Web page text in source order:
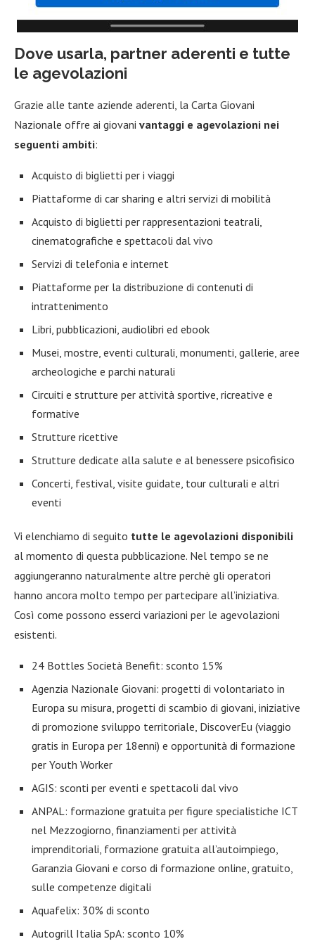
Dove usarla, partner aderenti e tutte
le agevolazioni
Grazie alle tante aziende aderenti, la Carta Giovani
Nazionale offre ai giovani vantaggi e agevolazioni nei
seguenti ambiti:
Acquisto di biglietti per i viaggi
Piattaforme di car sharing e altri servizi di mobilità
Acquisto di biglietti per rappresentazioni teatrali,
cinematografiche e spettacoli dal vivo
Servizi di telefonia e internet
Piattaforme per la distribuzione di contenuti di
intrattenimento
Libri, pubblicazioni, audiolibri ed ebook
Musei, mostre, eventi culturali, monumenti, gallerie, aree
archeologiche e parchi naturali
Circuiti e strutture per attività sportive, ricreative e
formative
Strutture ricettive
Strutture dedicate alla salute e al benessere psicofisico
Concerti, festival, visite guidate, tour culturali e altri
eventi
Vi elenchiamo di seguito tutte le agevolazioni disponibili
al momento di questa pubblicazione. Nel tempo se ne
aggiungeranno naturalmente altre perchè gli operatori
hanno ancora molto tempo per partecipare all’iniziativa.
Così come possono esserci variazioni per le agevolazioni
esistenti.
24 Bottles Società Benefit: sconto 15%
Agenzia Nazionale Giovani: progetti di volontariato in
Europa su misura, progetti di scambio di giovani, iniziative
di promozione sviluppo territoriale, DiscoverEu (viaggio
gratis in Europa per 18enni) e opportunità di formazione
per Youth Worker
AGIS: sconti per eventi e spettacoli dal vivo
ANPAL: formazione gratuita per figure specialistiche ICT
nel Mezzogiorno, finanziamenti per attività
imprenditoriali, formazione gratuita all’autoimpiego,
Garanzia Giovani e corso di formazione online, gratuito,
sulle competenze digitali
Aquafelix: 30% di sconto
Autogrill Italia SpA: sconto 10%